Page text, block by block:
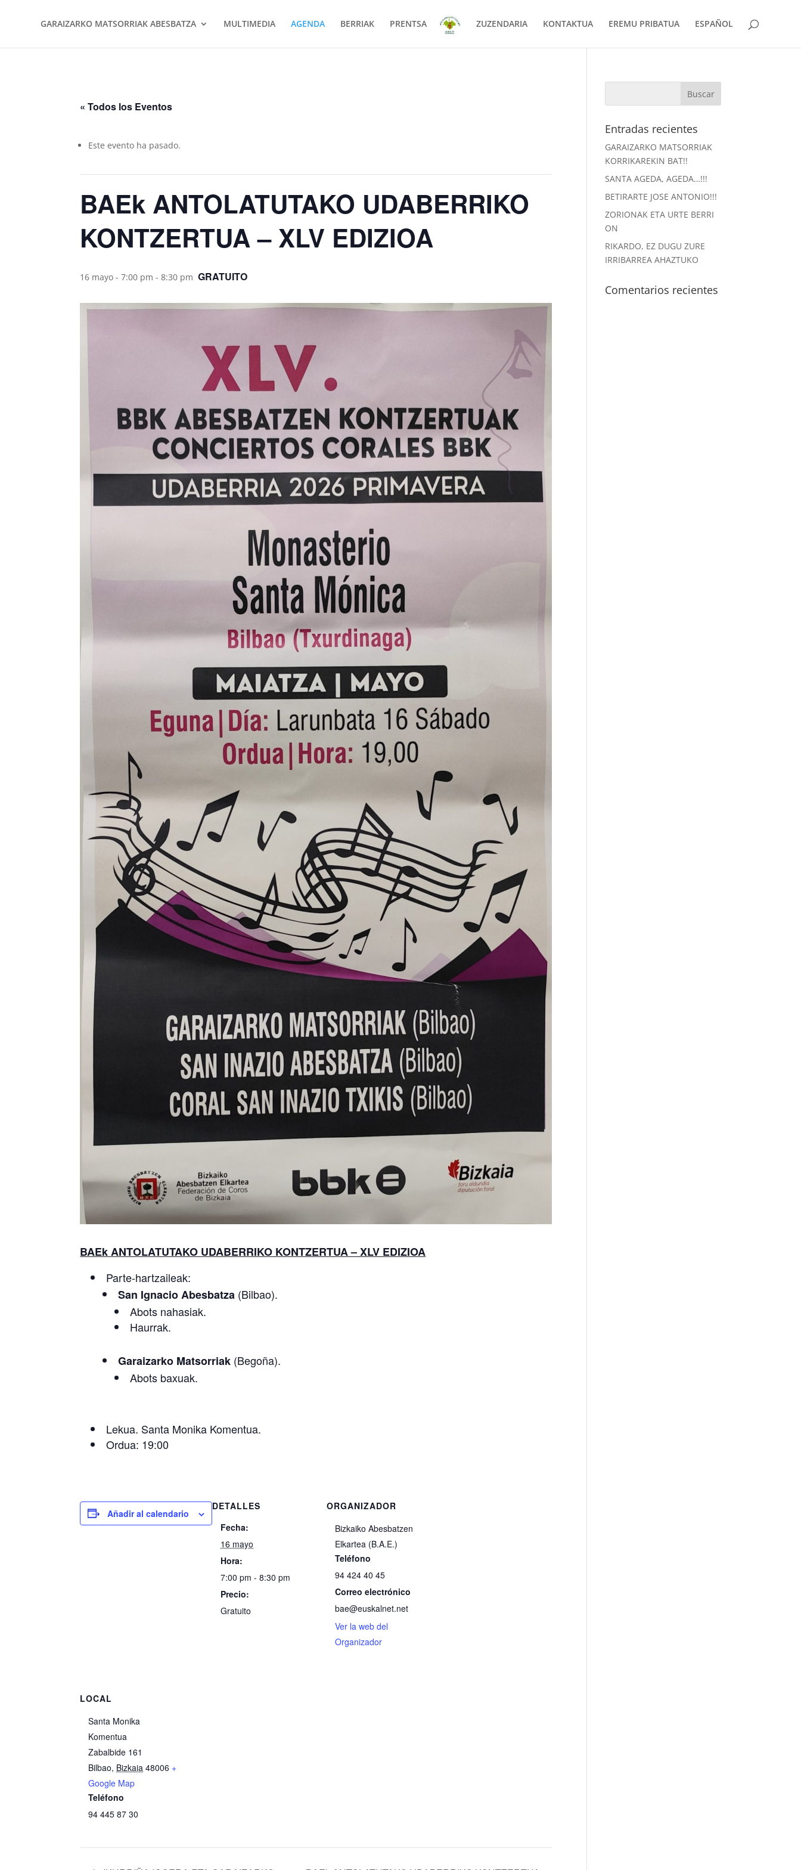
GARAIZARKO MATSORRIAK ABESBATZA MULTIMEDIA AGENDA BERRIAK PRENTSA ZUZENDARIA KONTAKTUA EREMU PRIBATUA ESPAÑOL
« Todos los Eventos
Este evento ha pasado.
BAEk ANTOLATUTAKO UDABERRIKO
KONTZERTUA – XLV EDIZIOA
16 mayo - 7:00 pm -8:30 pm GRATUITO
BAEk ANTOLATUTAKO UDABERRIKO KONTZERTUA – XLV EDIZIOA
Parte-hartzaileak:
San Ignacio Abesbatza (Bilbao).
Abots nahasiak.
Haurrak.
Garaizarko Matsorriak (Begoña).
Abots baxuak.
Lekua. Santa Monika Komentua.
Ordua: 19:00
Añadir al calendario
DETALLES
Fecha:
16 mayo
Hora:
7:00 pm - 8:30 pm
Precio:
Gratuito
ORGANIZADOR
Bizkaiko Abesbatzen
Elkartea (B.A.E.)
Teléfono
94 424 40 45
Correo electrónico
bae@euskalnet.net
Ver la web del
Organizador
LOCAL
Santa Monika
Komentua
Zabalbide 161
Bilbao, Bizkaia 48006 +
Google Map
Teléfono
94 445 87 30
Entradas recientes
GARAIZARKO MATSORRIAK
KORRIKAREKIN BAT!!
SANTA AGEDA, AGEDA…!!!
BETIRARTE JOSE ANTONIO!!!
ZORIONAK ETA URTE BERRI
ON
RIKARDO, EZ DUGU ZURE
IRRIBARREA AHAZTUKO
Comentarios recientes